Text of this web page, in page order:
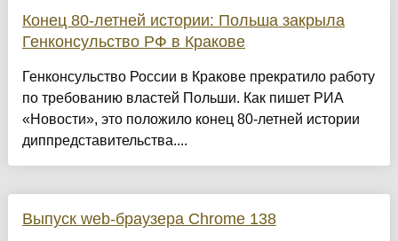
Конец 80-летней истории: Польша закрыла
Генконсульство РФ в Кракове
Генконсульство России в Кракове прекратило работу
по требованию властей Польши. Как пишет РИА
«Новости», это положило конец 80-летней истории
диппредставительства....
Выпуск web-браузера Chrome 138